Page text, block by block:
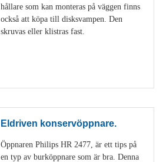
hållare som kan monteras på väggen finns
också att köpa till disksvampen. Den
skruvas eller klistras fast.
Eldriven konservöppnare.
Öppnaren Philips HR 2477, är ett tips på
en typ av burköppnare som är bra. Denna